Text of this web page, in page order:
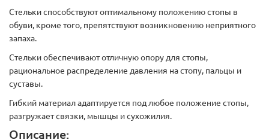
Стельки способствуют оптимальному положению стопы в
обуви, кроме того, препятствуют возникновению неприятного
запаха.
Стельки обеспечивают отличную опору для стопы,
рациональное распределение давления на стопу, пальцы и
суставы.
Гибкий материал адаптируется под любое положение стопы,
разгружает связки, мышцы и сухожилия.
Описание: